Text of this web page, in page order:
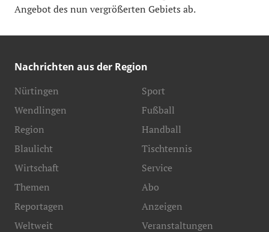
Angebot des nun vergrößerten Gebiets ab.
Nachrichten aus der Region
Nürtingen
Wendlingen
Region
Blaulicht
Sport
Fußball
Handball
Tischtennis
Wirtschaft
Themen
Reportagen
Weltweit
Service
Abo
Anzeigen
Veranstaltungen